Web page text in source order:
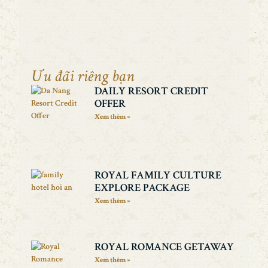
Ưu đãi riêng bạn
DAILY RESORT CREDIT
OFFER
Xem thêm »
ROYAL FAMILY CULTURE
EXPLORE PACKAGE
Xem thêm »
ROYAL ROMANCE GETAWAY
Xem thêm »